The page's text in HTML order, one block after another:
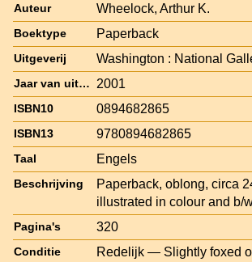
Auteur Wheelock, Arthur K.
Boektype Paperback
Uitgeverij Washington : National
Jaar van uitgave 2001
ISBN10 0894682865
ISBN13 9780894682865
Taal Engels
Beschrijving
Paperback, oblong, circa
illustrated in colour and b/
Pagina's 320
Conditie Redelijk — Slightly foxed